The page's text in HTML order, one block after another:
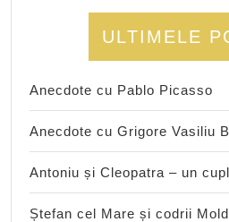
ULTIMELE
Anecdote cu Pablo Picasso
Anecdote cu Grigore Vasiliu
Antoniu și Cleopatra – un
Ștefan cel Mare și codrii